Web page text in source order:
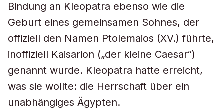
Bindung an Kleopatra ebenso wie die
Geburt eines gemeinsamen Sohnes, der
offiziell den Namen Ptolemaios (XV.) führte,
inoffiziell Kaisarion („der kleine Caesar“)
genannt wurde. Kleopatra hatte erreicht,
was sie wollte: die Herrschaft über ein
unabhängiges Ägypten.